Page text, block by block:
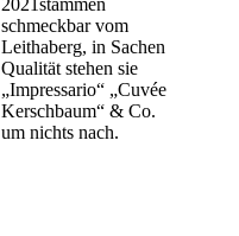
2021stammen
schmeckbar vom
Leithaberg, in Sachen
Qualität stehen sie
„Impressario“ „Cuvée
Kerschbaum“ & Co.
um nichts nach.